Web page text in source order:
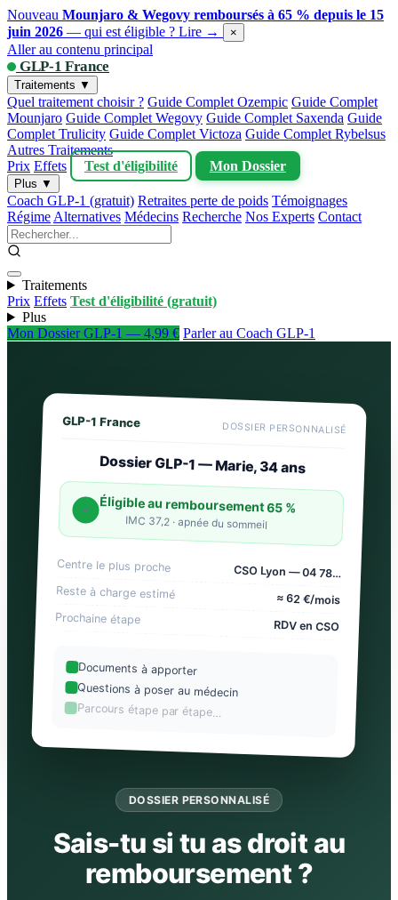
Nouveau Mounjaro & Wegovy remboursés à 65 % depuis le 15
juin 2026 — qui est éligible ? Lire → ×
Aller au contenu principal
GLP-1 France
Traitements ▼
Quel traitement choisir ? Guide Complet Ozempic Guide Complet
Mounjaro Guide Complet Wegovy Guide Complet Saxenda Guide
Complet Trulicity Guide Complet Victoza Guide Complet Rybelsus
Autres Traitements
Prix Effets Test d'éligibilité Mon Dossier
Plus ▼
Coach GLP-1 (gratuit) Retraites perte de poids Témoignages
Régime Alternatives Médecins Recherche Nos Experts Contact
Traitements
Prix Effets Test d'éligibilité (gratuit)
Plus
Mon Dossier GLP-1 — 4,99 € Parler au Coach GLP-1
DOSSIER PERSONNALISÉ
Sais-tu si tu as droit au
remboursement ?
GLP-1 France DOSSIER PERSONNALISÉ
Dossier GLP-1 — Marie, 34 ans
✓ Éligible au remboursement 65 %
IMC 37,2 · apnée du sommeil
Centre le plus proche CSO Lyon — 04 78…
Reste à charge estimé ≈ 62 €/mois
Prochaine étape RDV en CSO
Documents à apporter
Questions à poser au médecin
Parcours étape par étape…